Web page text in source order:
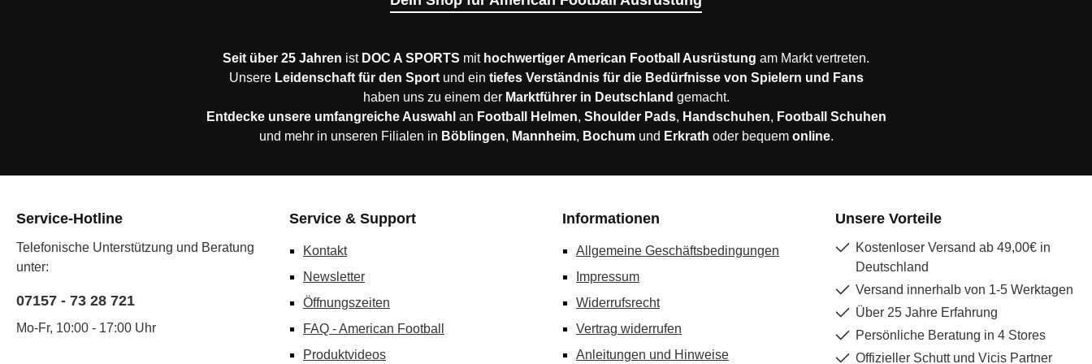
Seit über 25 Jahren ist DOC A SPORTS mit hochwertiger American Football Ausrüstung am Markt vertreten.
Unsere Leidenschaft für den Sportund ein tiefes Verständnis für die Bedürfnisse von Spielern und Fans
haben uns zu einem der Marktführer in Deutschland gemacht.
Entdecke unsere umfangreiche Auswahl an Football Helmen, Shoulder Pads, Handschuhen, Football Schuhen
und mehr in unseren Filialen in Böblingen, Mannheim, Bochumund Erkrath oder bequem online.
Service-Hotline
Telefonische Unterstützung und Beratung
unter:
07157 - 73 28 721
Mo-Fr, 10:00 - 17:00 Uhr
Service & Support
Kontakt
Newsletter
Öffnungszeiten
FAQ - American Football
Produktvideos
Informationen
Allgemeine Geschäftsbedingungen
Impressum
Widerrufsrecht
Vertrag widerrufen
Anleitungen und Hinweise
Unsere Vorteile
Kostenloser Versand ab 49,00€ in
Deutschland
Versand innerhalb von 1-5 Werktagen
Über 25 Jahre Erfahrung
Persönliche Beratung in 4 Stores
Offizieller Schutt und Vicis Partner